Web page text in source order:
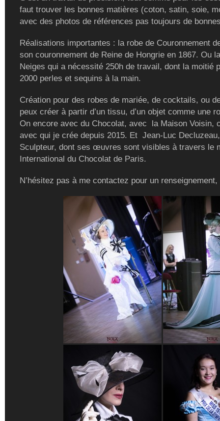
faut trouver les bonnes matières (coton, satin, soie,
avec des photos de références pas toujours de
Réalisations importantes : la robe de Couronnement
son couronnement de Reine de Hongrie en 1867. Ou
Neiges qui a nécessité 250h de travail, dont la moitié
2000 perles et sequins à la main.
Création pour des robes de mariée, de cocktails, ou
peux créer à partir d’un tissu, d’un objet comme une
On encore avec du Chocolat, avec la Maison Voisin,
avec qui je crée depuis 2015. Et Jean-Luc
Sculpteur, dont ses œuvres sont visibles à travers le
International du Chocolat de Paris.
N’hésitez pas à me contactez pour un